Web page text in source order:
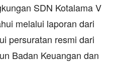
SDN Kotalama V
melalui laporan dari
persuratan resmi dari
Badan Keuangan dan